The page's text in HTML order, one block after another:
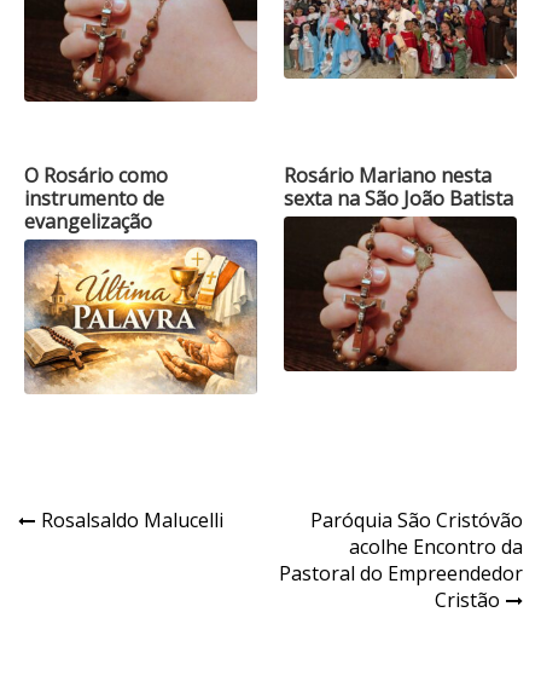
O Rosário como
instrumento de
evangelização
Rosário Mariano nesta
sexta na São João Batista
Navegação
Rosalsaldo Malucelli
Paróquia São Cristóvão
acolhe Encontro da
Pastoral do Empreendedor
Cristão